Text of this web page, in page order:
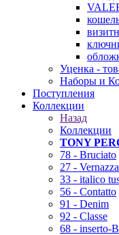
Уценка -
Наборы и
Поступления
Коллекции
Назад
Коллекции
TONY
78 - Bruciato
27 - Vernazza
33 - italico
56 - Contatto
91 - Denim
92 - Classe
68 - inserto-B